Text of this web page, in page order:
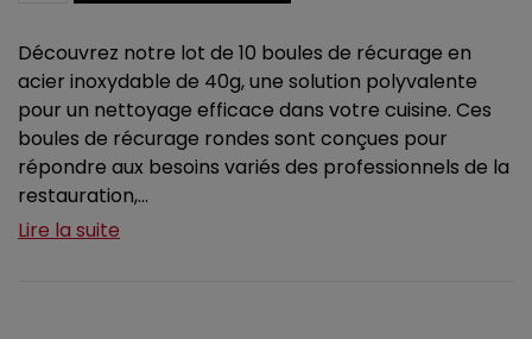
Découvrez notre lot de 10 boules de récurage en
acier inoxydable de 40g, une solution polyvalente
pour un nettoyage efficace dans votre cuisine. Ces
boules de récurage rondes sont conçues pour
répondre aux besoins variés des professionnels de la
restauration,...
Lire la suite